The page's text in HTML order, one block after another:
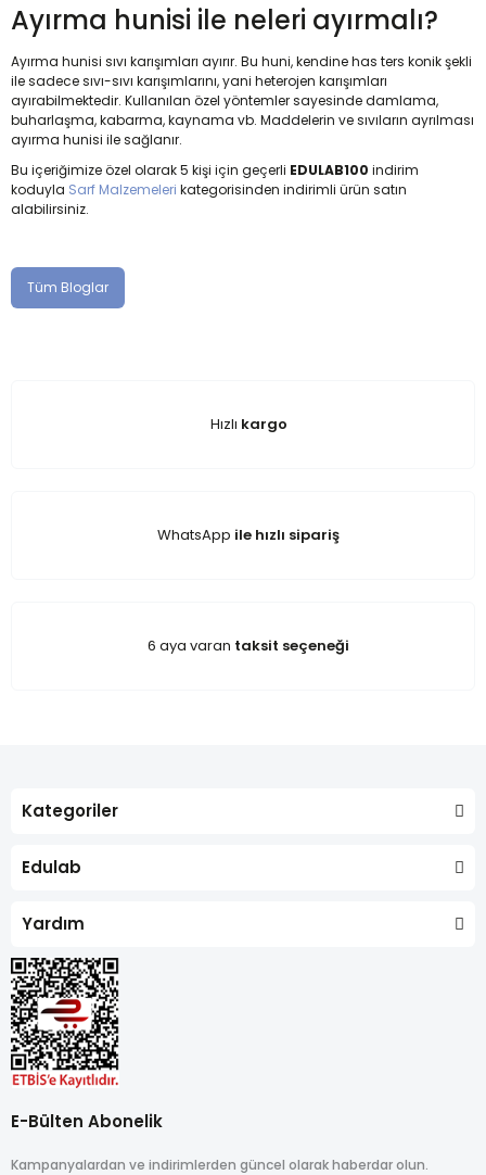
Ayırma hunisi ile neleri ayırmalı?
Ayırma hunisi sıvı karışımları ayırır. Bu huni, kendine has ters konik şekli
ile sadece sıvı-sıvı karışımlarını, yani heterojen karışımları
ayırabilmektedir. Kullanılan özel yöntemler sayesinde damlama,
buharlaşma, kabarma, kaynama vb. Maddelerin ve sıvıların ayrılması
ayırma hunisi ile sağlanır.
Bu içeriğimize özel olarak 5 kişi için geçerli EDULAB100 indirim
koduyla Sarf Malzemeleri kategorisinden indirimli ürün satın
alabilirsiniz.
Tüm Bloglar
Hızlı kargo
WhatsApp ile hızlı sipariş
6 aya varan taksit seçeneği
Kategoriler
Edulab
Yardım
E-Bülten Abonelik
Kampanyalardan ve indirimlerden güncel olarak haberdar olun.